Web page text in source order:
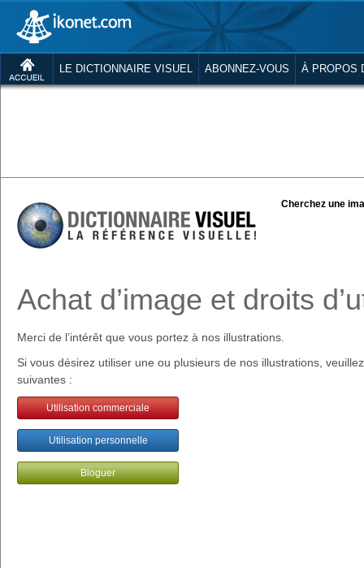
LE DICTIONNAIRE VISUEL ABONNEZ-VOUS À PROPOS
Cherchez une
Achat d’image et droits
Merci de l’intérêt que vous portez à nos illustrations.
Si vous désirez utiliser une ou plusieurs de nos illustrations,
suivantes :
Utilisation commerciale
Utilisation personnelle
Bloguer